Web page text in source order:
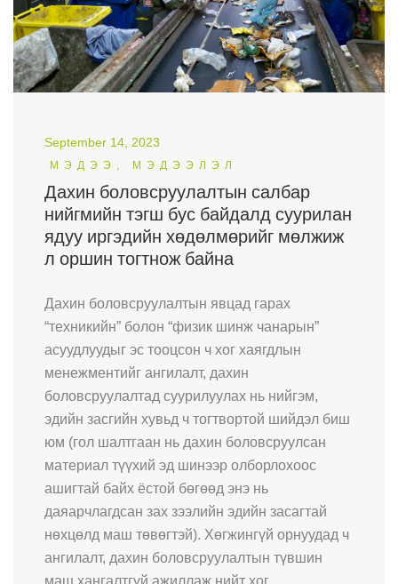
September 14, 2023
МЭДЭЭ, МЭДЭЭЛЭЛ
Дахин боловсруулалтын салбар
нийгмийн тэгш бус байдалд суурилан
ядуу иргэдийн хөдөлмөрийг мөлжиж
л оршин тогтнож байна
Дахин боловсруулалтын явцад гарах
“техникийн” болон “физик шинж чанарын”
асуудлуудыг эс тооцсон ч хог хаягдлын
менежментийг ангилалт, дахин
боловсруулалтад суурилуулах нь нийгэм,
эдийн засгийн хувьд ч тогтвортой шийдэл биш
юм (гол шалтгаан нь дахин боловсруулсан
материал түүхий эд шинээр олборлохоос
ашигтай байх ёстой бөгөөд энэ нь
даяарчлагдсан зах зээлийн эдийн засагтай
нөхцөлд маш төвөгтэй). Хөгжингүй орнуудад ч
ангилалт, дахин боловсруулалтын түвшин
маш хангалтгүй ажиллаж нийт хог